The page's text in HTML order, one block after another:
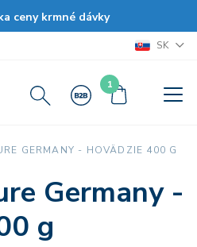
ceny krmné dávky
SK
1
GERMANY - HOVÄDZIE 400 G
Germany -
g